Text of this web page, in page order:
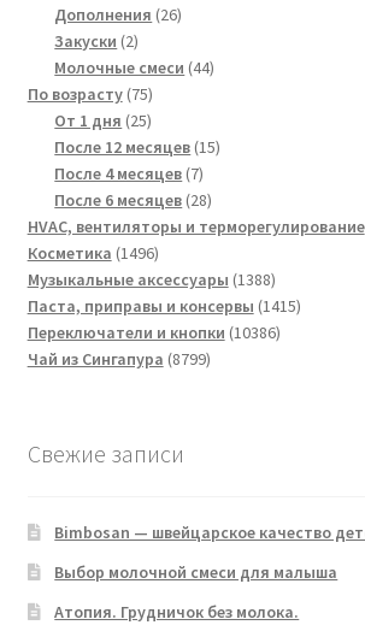
товаров
Дополнения 2626
Закуски 22
товара
Молочные смеси 4444
По возрасту 7575
товаров
От 1 дня 2525
товаров
После 12 месяцев 1515
После 4 месяцев 77
товаров
После 6 месяцев 2828
товаров
HVAC, вентиляторы и терморегулирование
Косметика 14961496
товаров
Музыкальные аксессуары 13881388
товаров
Паста, приправы и консервы 14151415
Переключатели и кнопки 1038610386
Чай из Сингапура 87998799
Свежие записи
Bimbosan — швейцарское качество
Выбор молочной смеси для малыша
Атопия. Грудничок без молока.